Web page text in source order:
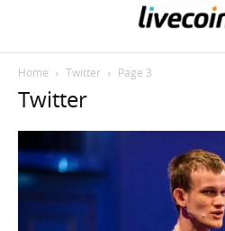
Home Twitter Page 3
Twitter